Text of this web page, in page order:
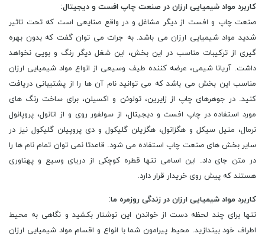
کاربرد مواد شیمیایی ارزان در صنعت چاپ افست و دیجیتال:
صنعت چاپ و افست از دیگر مشاغل و در واقع صنایعی است که تحت تاثیر
شدید مواد شیمیایی ارزان می باشد. به جرات می توان گفت که بدون بهره
گیری از ترکیبات مناسب در این بخش، این شغل دیگر رنگ و بویی نخواهد
داشت. آریانا شیمی، عرضه کننده طیف وسیعی از انواع مواد شیمیایی ارزان
مناسب این بخش می باشد که می توانید نام آن ها را از پشتیبانی دریافت
کنید. در جوهرهای چاپ از زایرین، تولوئن و اکسیلن، برای ساخت رنگ ‌های
مورد استفاده در چاپ افست و دیجیتال، از سولفور روی و از اتانول، پروپانول
نرمال، متیل سیکل و هگزانول، هگزیلن گلیکول و دی پروپیلن گلیکول نیز در
سایر بخش ‌های صنعت چاپ استفاده می ‌شود. قاعدتا نمی توان تمام نام ها را
در متن جای داد. این اسامی تنها قطره کوچکی از دریای وسیع و پهناوری
هستند که پیش روی خریدار قرار دارد.
کاربرد مواد شیمیایی ارزان در زندگی روزمره ما:
تنها برای چند لحظه دست از خواندن این نوشتار بکشید و نگاهی به محیط
اطراف خود بیندازید. محیط پیرامون شما با انواع و اقسام مواد شیمیایی ارزان